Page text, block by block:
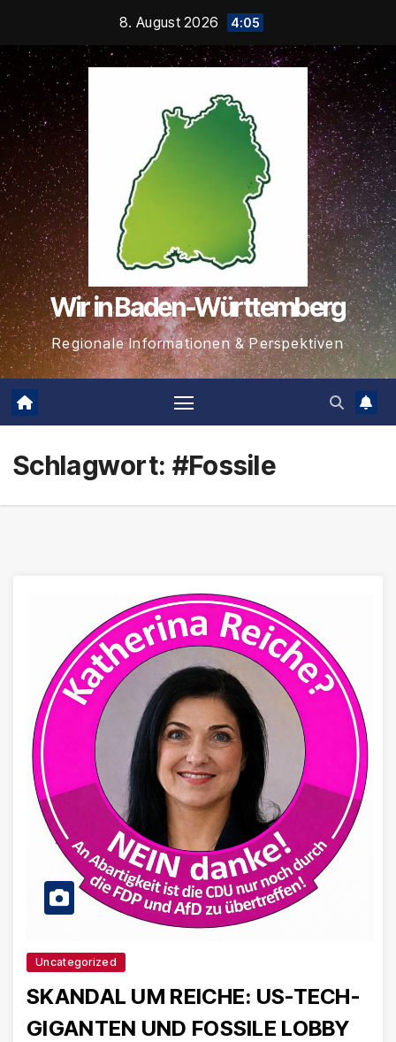
springen
8. August 2026 4:05
Wir in Baden-Württemberg
Regionale Informationen & Perspektiven
Schlagwort: #Fossile
Uncategorized
SKANDAL UM REICHE: US-TECH-
GIGANTEN UND FOSSILE LOBBY